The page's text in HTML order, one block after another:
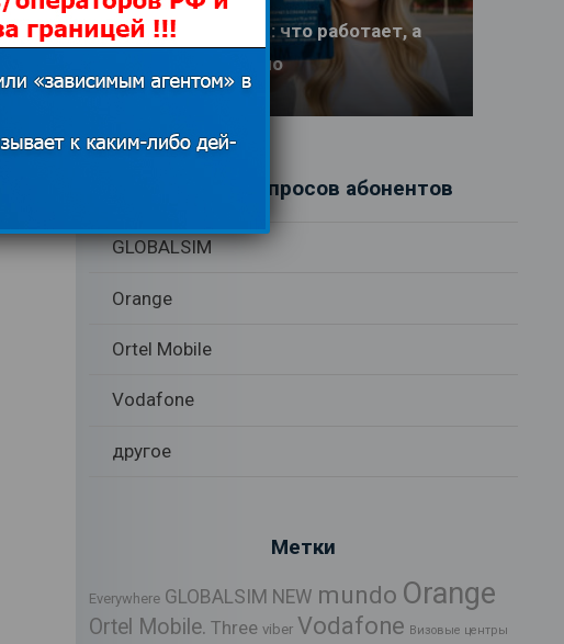
Интернет в Китае: что работает, а
что заблокировано
17.06.2026
Рубрики вопросов абонентов
GLOBALSIM
Orange
Ortel Mobile
Vodafone
другое
Метки
Everywhere GLOBALSIM NEW mundo Orange
Ortel Mobile. Three viber Vodafone Визовые центры